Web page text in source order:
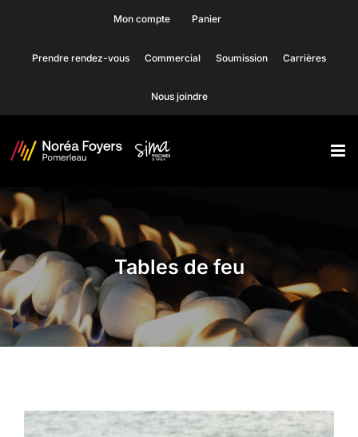
content
Mon compte Panier
Prendre rendez-vous Commercial Soumission Carrières
Nous joindre
Tables de feu